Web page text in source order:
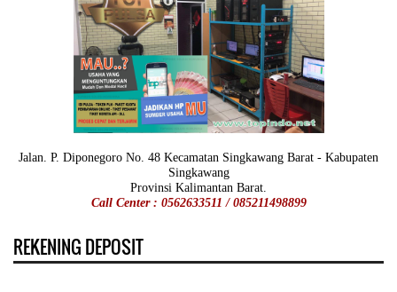
Jalan. P. Diponegoro No. 48 Kecamatan Singkawang Barat - Kabupaten
Singkawang
Provinsi Kalimantan Barat.
Call Center : 0562633511 / 085211498899
REKENING DEPOSIT